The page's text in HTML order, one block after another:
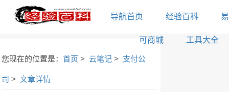
导航首页 经验百科 易
可商城 工具大全
您现在的位置是：首页 >云笔记 > 支付公
司 >文章详情